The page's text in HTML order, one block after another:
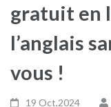
gratuit en
l’anglais
vous !
19 Oct,2024